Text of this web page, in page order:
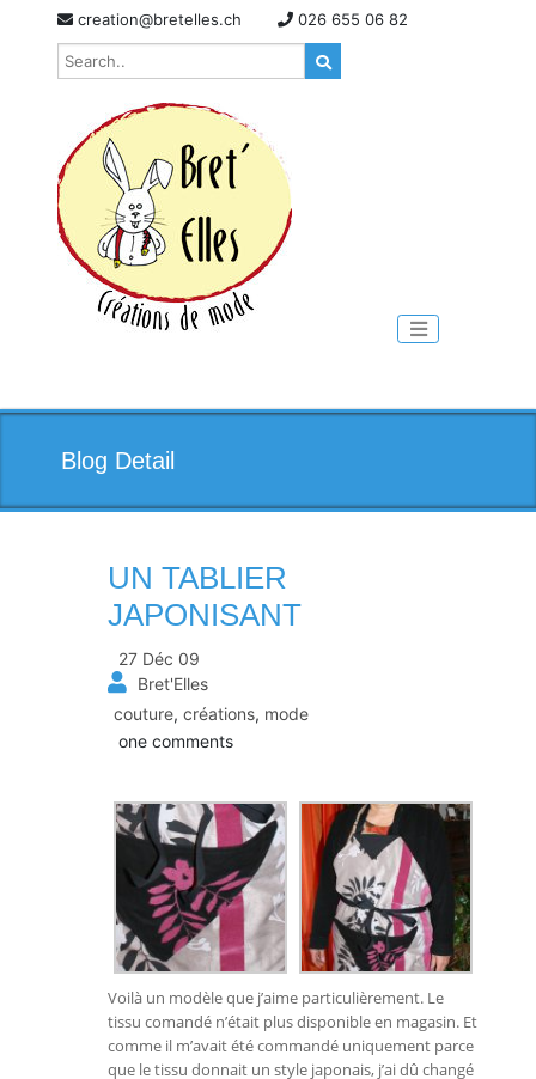
creation@bretelles.ch 026 655 06 82
Toggle
Blog Detail
UN TABLIER
JAPONISANT
27 Déc 09
Bret'Elles
couture, créations, mode
one comments
Voilà un modèle que j’aime particulièrement. Le
tissu comandé n’était plus disponible en magasin. Et
comme il m’avait été commandé uniquement parce
que le tissu donnait un style japonais, j’ai dû changé